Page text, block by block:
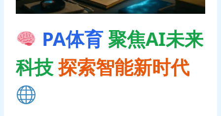
PA体育聚焦AI未来
科技探索智能新时代